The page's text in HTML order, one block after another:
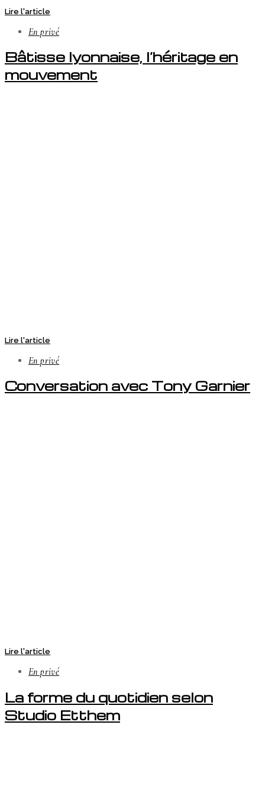
Lire l'article
En privé
Bâtisse lyonnaise, l’héritage en
mouvement
Lire l'article
En privé
Conversation avec Tony Garnier
Lire l'article
En privé
La forme du quotidien selon
Studio Etthem